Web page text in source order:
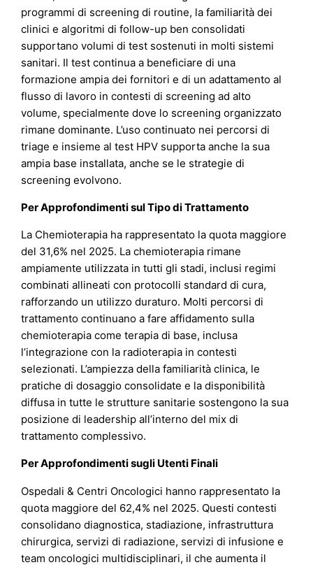
programmi di screening di routine, la familiarità dei
clinici e algoritmi di follow-up ben consolidati
supportano volumi di test sostenuti in molti sistemi
sanitari. Il test continua a beneficiare di una
formazione ampia dei fornitori e di un adattamento al
flusso di lavoro in contesti di screening ad alto
volume, specialmente dove lo screening organizzato
rimane dominante. L’uso continuato nei percorsi di
triage e insieme al test HPV supporta anche la sua
ampia base installata, anche se le strategie di
screening evolvono.
Per Approfondimenti sul Tipo di Trattamento
La Chemioterapia ha rappresentato la quota maggiore
del 31,6% nel 2025. La chemioterapia rimane
ampiamente utilizzata in tutti gli stadi, inclusi regimi
combinati allineati con protocolli standard di cura,
rafforzando un utilizzo duraturo. Molti percorsi di
trattamento continuano a fare affidamento sulla
chemioterapia come terapia di base, inclusa
l’integrazione con la radioterapia in contesti
selezionati. L’ampiezza della familiarità clinica, le
pratiche di dosaggio consolidate e la disponibilità
diffusa in tutte le strutture sanitarie sostengono la sua
posizione di leadership all’interno del mix di
trattamento complessivo.
Per Approfondimenti sugli Utenti Finali
Ospedali & Centri Oncologici hanno rappresentato la
quota maggiore del 62,4% nel 2025. Questi contesti
consolidano diagnostica, stadiazione, infrastruttura
chirurgica, servizi di radiazione, servizi di infusione e
team oncologici multidisciplinari, il che aumenta il